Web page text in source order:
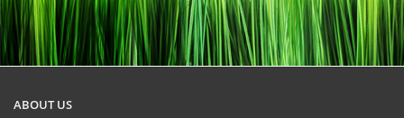
ABOUT US